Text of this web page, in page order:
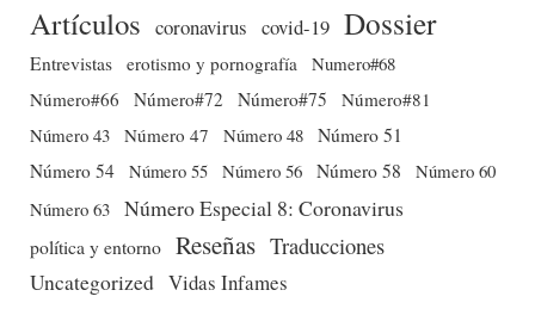
Artículos coronavirus covid-19 Dossier
Entrevistas erotismo y pornografía
Numero#68
Número#66
Número#72 Número#75
Número#81
Número 43 Número 47 Número 48 Número 51
Número 54 Número 55 Número 56 Número 58
Número 60
Número 63 Número Especial 8: Coronavirus
política y entorno Reseñas Traducciones
Uncategorized Vidas Infames